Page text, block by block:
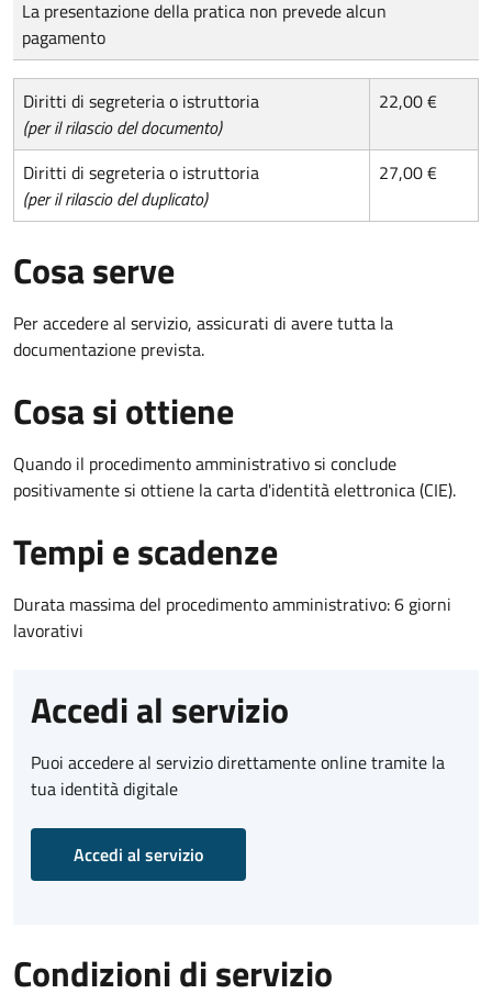
La presentazione della pratica non prevede alcun
pagamento
Diritti di segreteria o istruttoria
(per il rilascio del documento)
22,00 €
Diritti di segreteria o istruttoria
(per il rilascio del duplicato)
27,00 €
Cosa serve
Per accedere al servizio, assicurati di avere tutta la
documentazione prevista.
Cosa si ottiene
Quando il procedimento amministrativo si conclude
positivamente si ottiene la carta d'identità elettronica (CIE).
Tempi e scadenze
Durata massima del procedimento amministrativo: 6 giorni
lavorativi
Accedi al servizio
Puoi accedere al servizio direttamente online tramite la
tua identità digitale
Accedi al servizio
Condizioni di servizio